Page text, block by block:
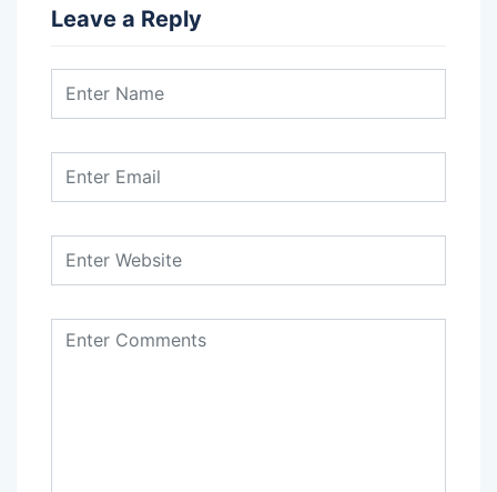
Leave a Reply